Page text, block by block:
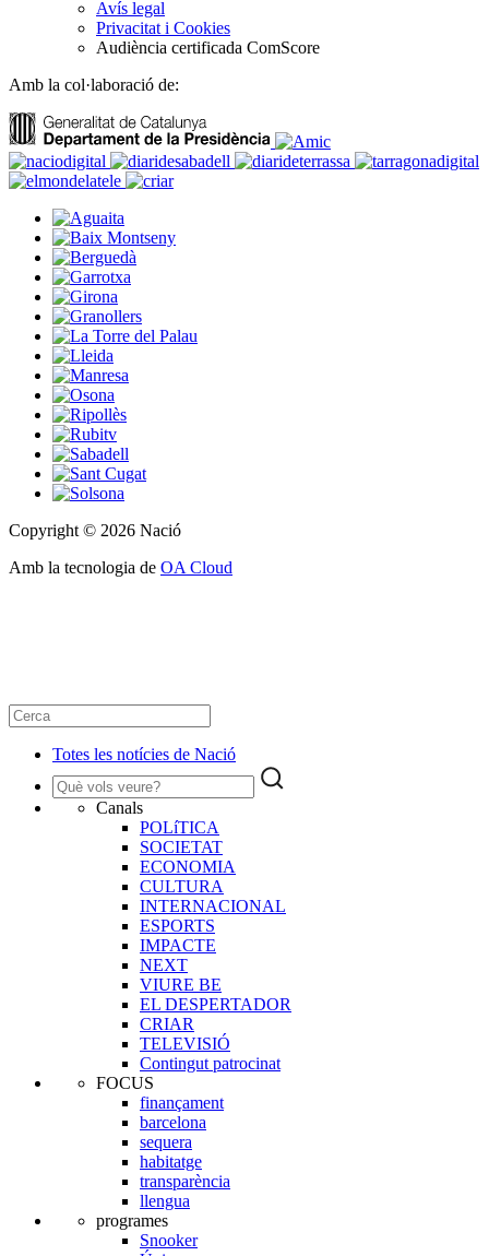
Avís legal
Privacitat i Cookies
Audiència certificada ComScore
Amb la col·laboració de:
Copyright © 2026 Nació
Amb la tecnologia de OA Cloud
Totes les notícies de Nació
Canals
POLíTICA
SOCIETAT
ECONOMIA
CULTURA
INTERNACIONAL
ESPORTS
IMPACTE
NEXT
VIURE BE
EL DESPERTADOR
CRIAR
TELEVISIÓ
Contingut patrocinat
FOCUS
finançament
barcelona
sequera
habitatge
transparència
llengua
programes
Snooker